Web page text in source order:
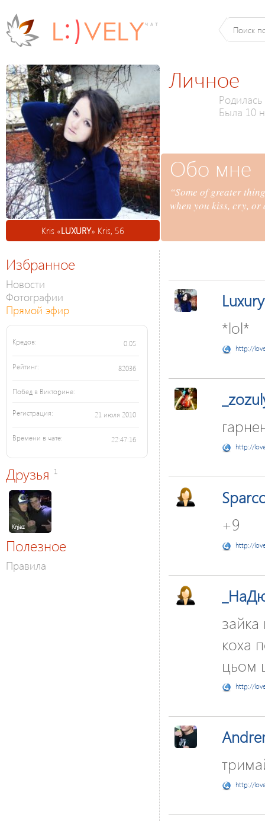
Kris «LUXURY» Kris, 56
Личное
Была 10
Обо мне
“Some of greater
when you kiss, cry, or
Избранное
Новости
Фотографии
Прямой эфир
Кредов: 0.05
Рейтинг: 82036
Побед в Викторине:
Регистрация: 21 июля 2010
Времени в чате: 22:47:16
Друзья 1
Knjaz
Полезное
Правила
Luxury
*lol*
http://
http://
+9
http://
коха
цьом
http://
http://